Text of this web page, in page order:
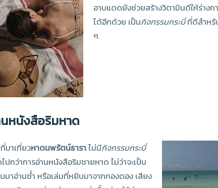
อาบแดดยังช่วยสร้างวิตามินดีให้ร่าง
ได้อีกด้วย เป็นกิจกรรมกระบี่ที่ดีสำหรั
ๆ
หนังสือริมหาด
มาเที่ยวหาดนพรัตน์ธาราไม่มีกิจกรรมกระบี่
ไปกว่าการอ่านหนังสือริมชายหาด ไม่ว่าจะเป็น
มาอ่านซ้ำ หรือเล่มที่หยิบมาจากกองดอง เสียง